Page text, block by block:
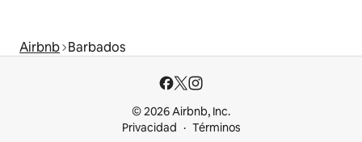
Airbnb Barbados
© 2026 Airbnb, Inc.
Privacidad
Términos